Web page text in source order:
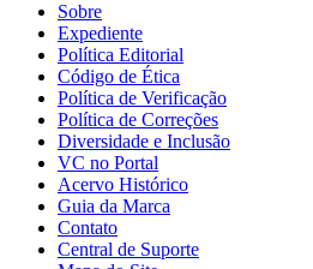
Santos
Sobre
Expediente
Política Editorial
Código de Ética
Política de Verificação
Política de Correções
Diversidade e Inclusão
VC no Portal
Acervo Histórico
Guia da Marca
Contato
Central de Suporte